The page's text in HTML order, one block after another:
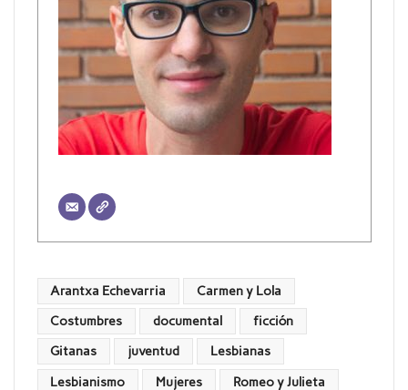
Arantxa Echevarria Carmen y Lola
Costumbres documental ficción
Gitanas juventud Lesbianas
Lesbianismo Mujeres Romeo y Julieta